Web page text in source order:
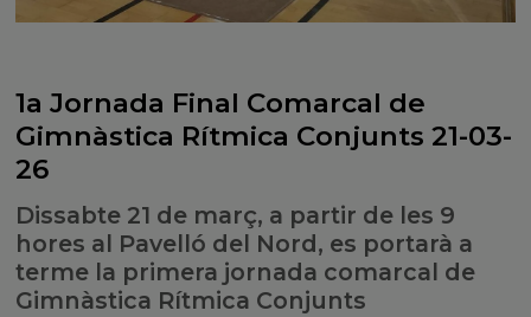
1a Jornada Final Comarcal de
Gimnàstica Rítmica Conjunts 21-03-
26
Dissabte 21 de març, a partir de les 9
hores al Pavelló del Nord, es portarà a
terme la primera jornada comarcal de
Gimnàstica Rítmica Conjunts